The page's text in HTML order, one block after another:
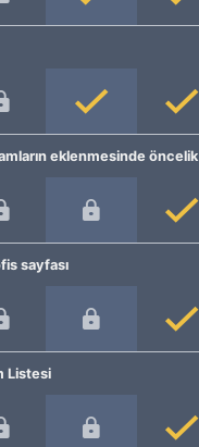
eklenmesinde öncelik
sayfası
Listesi